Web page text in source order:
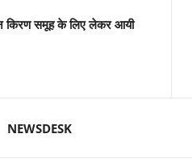
किरण समूह के लिए लेकर आयी
NEWSDESK